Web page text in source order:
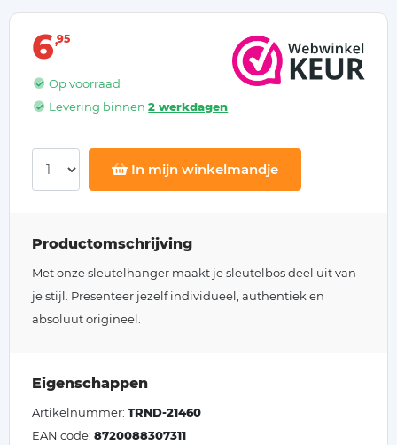
6 95
Op voorraad
Levering binnen2 werkdagen
In mijn winkelmandje
Productomschrijving
Met onze sleutelhanger maakt je sleutelbos deel uit van
je stijl. Presenteer jezelf individueel, authentiek en
absoluut origineel.
Eigenschappen
Artikelnummer: TRND-21460
EAN code: 8720088307311